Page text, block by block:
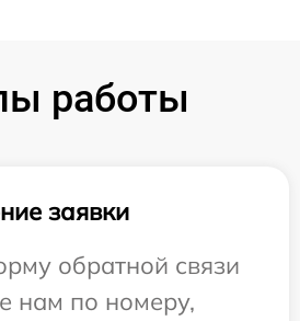
работы
заявки
обратной связи
нам по номеру,